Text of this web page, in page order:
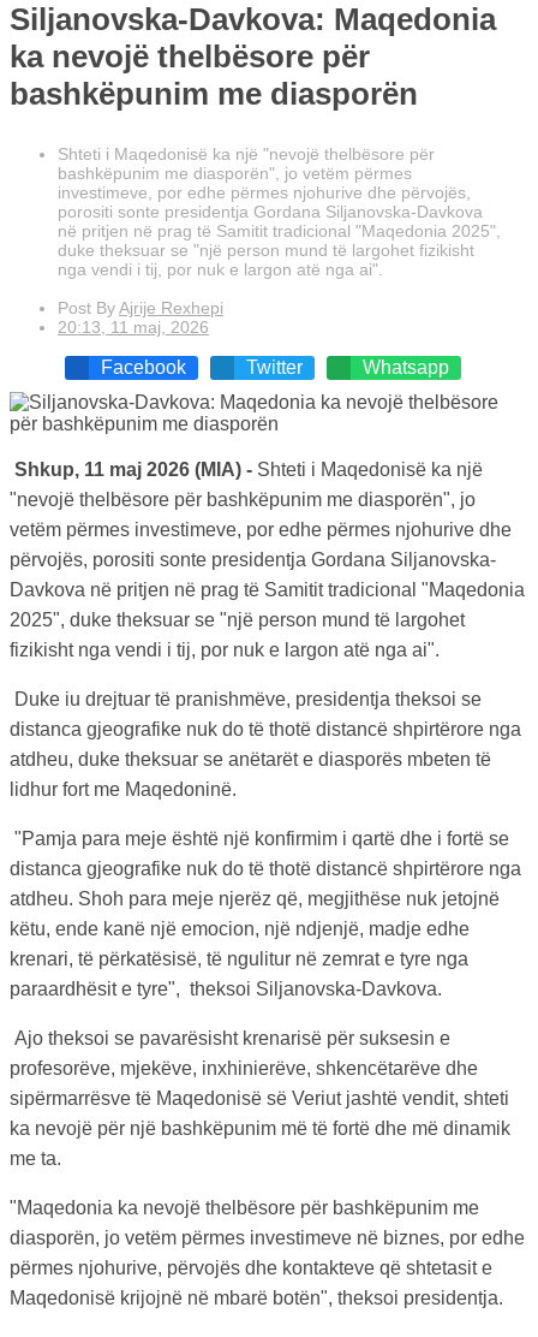
Siljanovska-Davkova: Maqedonia
ka nevojë thelbësore për
bashkëpunim me diasporën
Shteti i Maqedonisë ka një "nevojë thelbësore për
bashkëpunim me diasporën", jo vetëm përmes
investimeve, por edhe përmes njohurive dhe përvojës,
porositi sonte presidentja Gordana Siljanovska-Davkova
në pritjen në prag të Samitit tradicional "Maqedonia 2025",
duke theksuar se "një person mund të largohet fizikisht
nga vendi i tij, por nuk e largon atë nga ai".
Post ByAjrije Rexhepi
20:13, 11 maj, 2026
Facebook Twitter Whatsapp
Shkup, 11 maj 2026 (MIA) - Shteti i Maqedonisë ka një
"nevojë thelbësore për bashkëpunim me diasporën", jo
vetëm përmes investimeve, por edhe përmes njohurive dhe
përvojës, porositi sonte presidentja Gordana Siljanovska-
Davkova në pritjen në prag të Samitit tradicional "Maqedonia
2025", duke theksuar se "një person mund të largohet
fizikisht nga vendi i tij, por nuk e largon atë nga ai".
Duke iu drejtuar të pranishmëve, presidentja theksoi se
distanca gjeografike nuk do të thotë distancë shpirtërore nga
atdheu, duke theksuar se anëtarët e diasporës mbeten të
lidhur fort me Maqedoninë.
"Pamja para meje është një konfirmim i qartë dhe i fortë se
distanca gjeografike nuk do të thotë distancë shpirtërore nga
atdheu. Shoh para meje njerëz që, megjithëse nuk jetojnë
këtu, ende kanë një emocion, një ndjenjë, madje edhe
krenari, të përkatësisë, të ngulitur në zemrat e tyre nga
paraardhësit e tyre", theksoi Siljanovska-Davkova.
Ajo theksoi se pavarësisht krenarisë për suksesin e
profesorëve, mjekëve, inxhinierëve, shkencëtarëve dhe
sipërmarrësve të Maqedonisë së Veriut jashtë vendit, shteti
ka nevojë për një bashkëpunim më të fortë dhe më dinamik
me ta.
"Maqedonia ka nevojë thelbësore për bashkëpunim me
diasporën, jo vetëm përmes investimeve në biznes, por edhe
përmes njohurive, përvojës dhe kontakteve që shtetasit e
Maqedonisë krijojnë në mbarë botën", theksoi presidentja.